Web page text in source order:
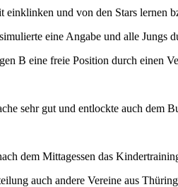
und von den Stars lernen
eine Angabe und alle Jungs
B eine freie Position durch einen
sehr gut und entlockte auch dem
dem Mittagessen das
auch andere Vereine aus